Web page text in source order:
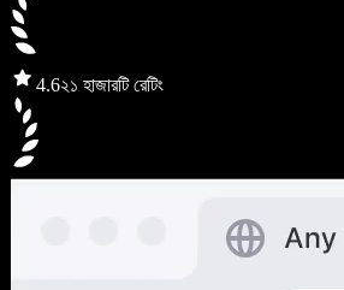
4.6২১ হাজারটি রেটিং